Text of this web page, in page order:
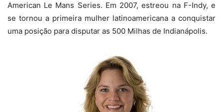
American Le Mans Series. Em 2007, estreou na F-Indy, e
se tornou a primeira mulher latinoamericana a conquistar
uma posição para disputar as 500 Milhas de Indianápolis.